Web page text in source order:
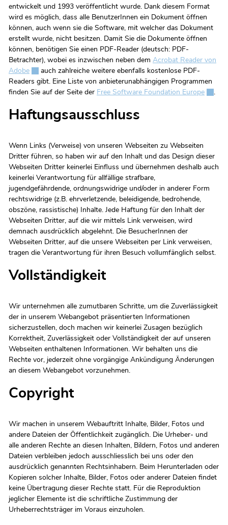
entwickelt und 1993 veröffentlicht wurde. Dank diesem Format
wird es möglich, dass alle BenutzerInnen ein Dokument öffnen
können, auch wenn sie die Software, mit welcher das Dokument
erstellt wurde, nicht besitzen. Damit Sie die Dokumente öffnen
können, benötigen Sie einen PDF-Reader (deutsch: PDF-
Betrachter), wobei es inzwischen neben dem Acrobat Reader von
Adobe Externer Link wird in einem neuen Fenster geöffnet.
auch zahlreiche weitere ebenfalls kostenlose PDF-
Readers gibt. Eine Liste von anbieterunabhängigen Programmen
finden Sie auf der Seite der Free Software Foundation Europe .
Haftungsausschluss
Wenn Links (Verweise) von unseren Webseiten zu Webseiten
Dritter führen, so haben wir auf den Inhalt und das Design dieser
Webseiten Dritter keinerlei Einfluss und übernehmen deshalb auch
keinerlei Verantwortung für allfällige strafbare,
jugendgefährdende, ordnungswidrige und/oder in anderer Form
rechtswidrige (z.B. ehrverletzende, beleidigende, bedrohende,
obszöne, rassistische) Inhalte. Jede Haftung für den Inhalt der
Webseiten Dritter, auf die wir mittels Link verweisen, wird
demnach ausdrücklich abgelehnt. Die BesucherInnen der
Webseiten Dritter, auf die unsere Webseiten per Link verweisen,
tragen die Verantwortung für ihren Besuch vollumfänglich selbst.
Vollständigkeit
Wir unternehmen alle zumutbaren Schritte, um die Zuverlässigkeit
der in unserem Webangebot präsentierten Informationen
sicherzustellen, doch machen wir keinerlei Zusagen bezüglich
Korrektheit, Zuverlässigkeit oder Vollständigkeit der auf unseren
Webseiten enthaltenen Informationen. Wir behalten uns die
Rechte vor, jederzeit ohne vorgängige Ankündigung Änderungen
an diesem Webangebot vorzunehmen.
Copyright
Wir machen in unserem Webauftritt Inhalte, Bilder, Fotos und
andere Dateien der Öffentlichkeit zugänglich. Die Urheber- und
alle anderen Rechte an diesen Inhalten, Bildern, Fotos und anderen
Dateien verbleiben jedoch ausschliesslich bei uns oder den
ausdrücklich genannten Rechtsinhabern. Beim Herunterladen oder
Kopieren solcher Inhalte, Bilder, Fotos oder anderer Dateien findet
keine Übertragung dieser Rechte statt. Für die Reproduktion
jeglicher Elemente ist die schriftliche Zustimmung der
Urheberrechtsträger im Voraus einzuholen.